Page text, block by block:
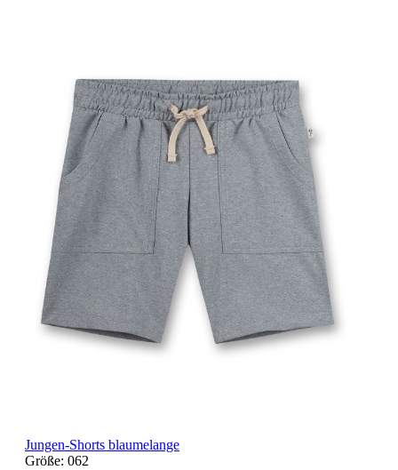
Jungen-Shorts blaumelange
Größe: 062